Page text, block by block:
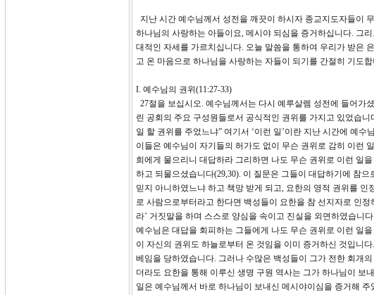
지난 시간 예수님께서 성전을 깨끗이 하시자 종교지도자들이
하나님의 사랑하는 아들이요, 메시야 되심을 증거하십니다. 그
대적인 자세를 가르치십니다. 오늘 말씀을 통하여 우리가 받은
고 온 마음으로 하나님을 사랑하는 자들이 되기를 간절히 기도합
I. 예수님의 권위(11:27-33)
27절을 보십시오. 예수님께서는 다시 예루살렘 성전에 들어가
린 공회의 주요 구성원들로서 공식적인 권위를 가지고 있었습
일 할 권위를 주었느냐” 여기서 ‘이런 일’이란 지난 시간에 예
이들은 예수님이 자기들의 허가도 없이 무슨 권위로 감히 이런
희에게 물으리니 대답하라 그리하면 나도 무슨 권위로 이런 일
하고 되물으셨습니다(29,30). 이 질문은 그들이 대답하기에 참
믿지 아니하였느냐 하고 책망 받게 되고, 요한의 영적 권위를
로 사람으로부터라고 한다면 백성들이 요한을 참 선지자로 인
라’ 거짓말을 하며 스스로 양심을 속이고 진실을 외면하였습니
예수님은 대답을 회피하는 그들에게 나도 무슨 권위로 이런 일
이 자신의 권위도 하늘로부터 온 것임을 이미 증거하신 것입니
베임을 당하였습니다. 그러나 수많은 백성들이 그가 전한 회개
더라도 요한을 통해 이루신 생명 구원 역사는 그가 하나님이 보
일은 예수님께서 바로 하나님이 보내신 메시야이심을 증거해